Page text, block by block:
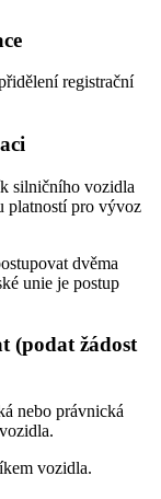
registrační
silničního vozidla
platností pro vývoz
dvěma
unie je postup
(podat žádost
nebo právnická
vozidla.